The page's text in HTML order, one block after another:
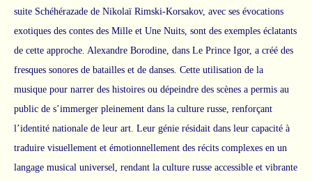
suite Schéhérazade de Nikolaï Rimski-Korsakov, avec ses évocations
exotiques des contes des Mille et Une Nuits, sont des exemples éclatants
de cette approche. Alexandre Borodine, dans Le Prince Igor, a créé des
fresques sonores de batailles et de danses. Cette utilisation de la
musique pour narrer des histoires ou dépeindre des scènes a permis au
public de s’immerger pleinement dans la culture russe, renforçant
l’identité nationale de leur art. Leur génie résidait dans leur capacité à
traduire visuellement et émotionnellement des récits complexes en un
langage musical universel, rendant la culture russe accessible et vibrante